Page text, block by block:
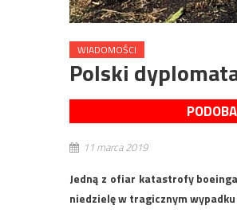
WIADOMOŚCI
Polski
11 marca 2019
Jedną z ofiar katastrofy
niedzielę w tragicznym